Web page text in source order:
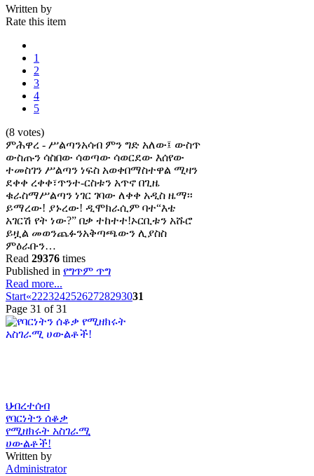
Written by
Rate this item
1
2
3
4
5
(8 votes)
ምሕዋረ - ሥልጣንአሳብ ምን ግድ አለው፤ ውስጥ
ውስጡን ሳስበው ሳወጣው ሳወርደው እሰየው
ተመስገን ሥልጣን ነፍስ አወቀበማስተዋል ሚዛን
ደቀቀ ረቀቀ፣ጥንተ-ርስቱን አጥኖ በጊዜ
ቁራስማሥልጣን ነገር ገባው ለቀቀ አዲስ ዜማ፡፡
ይማረው! ያኑረው! ዲሞክራሲም ባተ“እቴ
አገርሽ የት ነው?” በቃ ተከተተ!ኦርቢቱን አሹሮ
ይዟል መወንጨፉንአቅጣጫውን ሊያስስ
ምዕራቡን…
Read 29376 times
Published in የግጥም ጥግ
Read more...
Start«22232425262728293031
Page 31 of 31
ህብረተሰብ
የባርነትን ሰቆቃ
የሚዘክሩት አስገራሚ
ሀውልቶች!
Written by
Administrator